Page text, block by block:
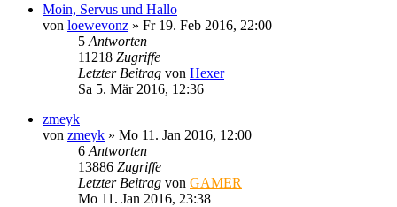
Moin, Servus und Hallo
von loewevonz » Fr 19. Feb 2016, 22:00
5 Antworten
11218 Zugriffe
Letzter Beitrag von Hexer
Sa 5. Mär 2016, 12:36
zmeyk
von zmeyk » Mo 11. Jan 2016, 12:00
6 Antworten
13886 Zugriffe
Letzter Beitrag von GAMER
Mo 11. Jan 2016, 23:38